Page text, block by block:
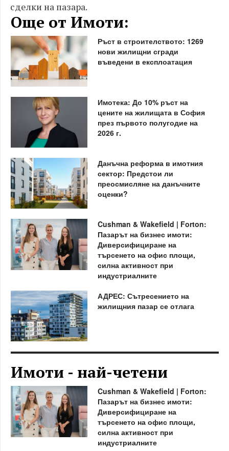
сделки на пазара.
Още от Имоти:
Ръст в строителството: 1269
нови жилищни сгради
въведени в експлоатация
Имотека: До 10% ръст на
цените на жилищата в София
през първото полугодие на
2026 г.
Данъчна реформа в имотния
сектор: Предстои ли
преосмисляне на данъчните
оценки?
Cushman & Wakefield | Forton:
Пазарът на бизнес имоти:
Диверсифициране на
търсенето на офис площи,
силна активност при
индустриалните
АДРЕС: Сътресението на
жилищния пазар се отлага
Имоти - най-четени
Cushman & Wakefield | Forton:
Пазарът на бизнес имоти:
Диверсифициране на
търсенето на офис площи,
силна активност при
индустриалните